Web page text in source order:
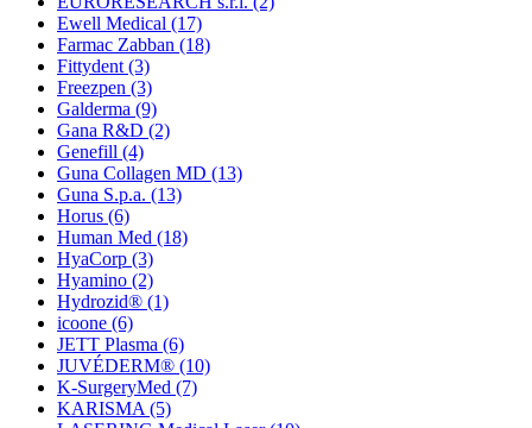
Ewell Medical (17)
Farmac Zabban (18)
Fittydent (3)
Freezpen (3)
Galderma (9)
Gana R&D (2)
Genefill (4)
Guna Collagen MD (13)
Guna S.p.a. (13)
Horus (6)
Human Med (18)
HyaCorp (3)
Hyamino (2)
Hydrozid® (1)
icoone (6)
JETT Plasma (6)
JUVÉDERM® (10)
K-SurgeryMed (7)
KARISMA (5)